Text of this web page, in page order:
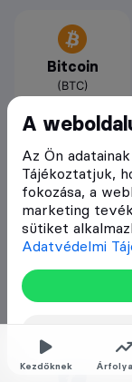
Kezdőknek
A
Az Ön
Tájékoztatjuk,
fokozása, a
marketing
sütiket
Adatvédelmi
Bitcoin
(BTC)
BNB
(BNB)